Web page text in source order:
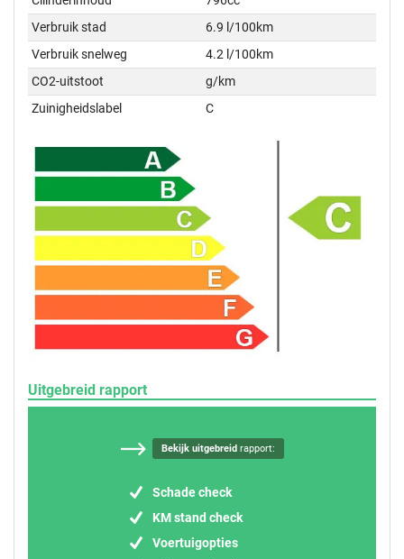
Verbruik stad
6.9 l/100km
Verbruik snelweg
4.2 l/100km
CO2-uitstoot
g/km
Zuinigheidslabel
C
Uitgebreid rapport
Bekijk uitgebreidrapport:
Schade check
KM stand check
Voertuigopties